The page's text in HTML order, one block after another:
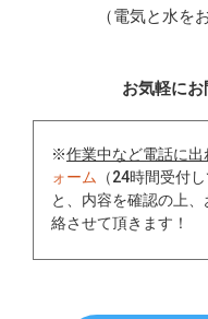
（電気と水を
お気軽にお
※作業中など電話に
ォーム （24時間受付
と、内容を確認の上
絡させて頂きます！